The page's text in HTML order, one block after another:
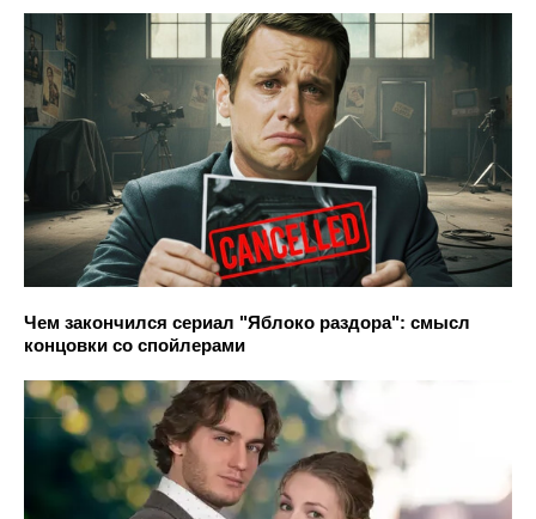
Чем закончился сериал "Яблоко раздора": смысл
концовки со спойлерами